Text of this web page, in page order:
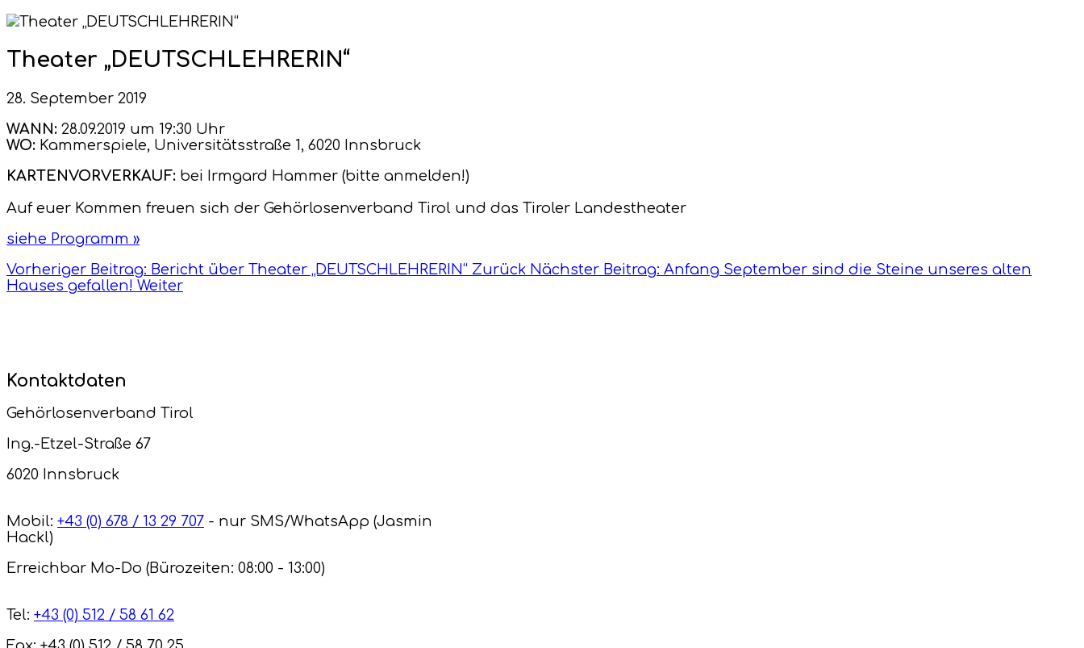
Theater „DEUTSCHLEHRERIN“
28. September 2019
WANN: 28.09.2019 um 19:30 Uhr
WO: Kammerspiele, Universitätsstraße 1, 6020 Innsbruck
KARTENVORVERKAUF: bei Irmgard Hammer (bitte anmelden!)
Auf euer Kommen freuen sich der Gehörlosenverband Tirol und das Tiroler Landestheater
siehe Programm »
Vorheriger Beitrag: Bericht über Theater „DEUTSCHLEHRERIN“ Zurück Nächster Beitrag: Anfang September sind die Steine unseres alten
Hauses gefallen! Weiter
Kontaktdaten
Gehörlosenverband Tirol
Ing.-Etzel-Straße 67
6020 Innsbruck
Mobil: +43 (0) 678 / 13 29 707 - nur SMS/WhatsApp (Jasmin
Hackl)
Erreichbar Mo-Do (Bürozeiten: 08:00 - 13:00)
Tel: +43 (0) 512 / 58 61 62